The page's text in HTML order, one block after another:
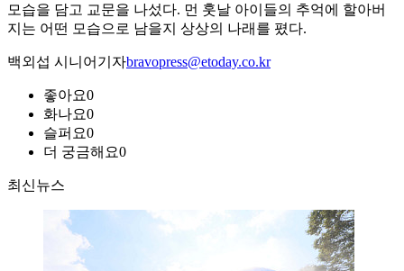
모습을 담고 교문을 나섰다. 먼 훗날 아이들의 추억에 할아버
지는 어떤 모습으로 남을지 상상의 나래를 폈다.
백외섭 시니어기자bravopress@etoday.co.kr
좋아요0
화나요0
슬퍼요0
더 궁금해요0
최신뉴스